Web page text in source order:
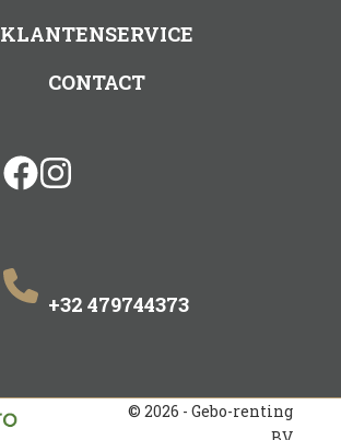
KLANTENSERVICE
CONTACT
facebook
+32 479744373
© 2026 - Gebo-renting